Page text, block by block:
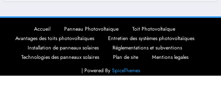
Accueil Panneau Photovoltaique
Toit Photovoltaïque
Avantages des toits photovoltaïques
Entretien des systèmes photovoltaïques
Installation de panneaux solaires
Réglementations et subventions
Technologies des panneaux solaires
Plan de site
Mentions legales
| Powered By SpiceThemes